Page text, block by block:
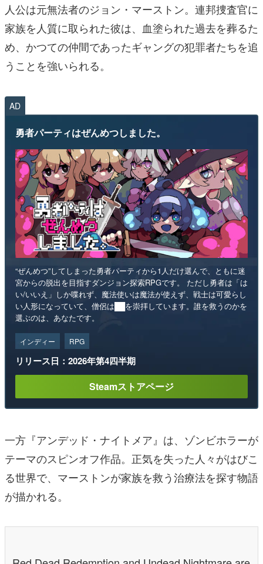
人公は元無法者のジョン・マーストン。連邦捜査官に
家族を人質に取られた彼は、血塗られた過去を葬るた
め、かつての仲間であったギャングの犯罪者たちを追
うことを強いられる。
AD
勇者パーティはぜんめつしました。
“ぜんめつ”してしまった勇者パーティから1人だけ選んで、ともに迷
宮からの脱出を目指すダンジョン探索RPGです。 ただし勇者は「は
い/いいえ」しか喋れず、魔法使いは魔法が使えず、戦士は可愛らし
い人形になっていて、僧侶は██を崇拝しています。誰を救うのかを
選ぶのは、あなたです。
インディー RPG
リリース日：2026年第4四半期
Steamストアページ
一方『アンデッド・ナイトメア』は、ゾンビホラーが
テーマのスピンオフ作品。正気を失った人々がはびこ
る世界で、マーストンが家族を救う治療法を探す物語
が描かれる。